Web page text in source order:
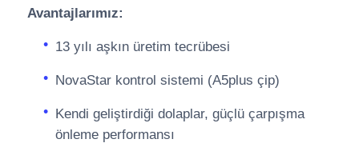
Avantajlarımız:
13 yılı aşkın üretim tecrübesi
NovaStar kontrol sistemi (A5plus çip)
Kendi geliştirdiği dolaplar, güçlü çarpışma
önleme performansı